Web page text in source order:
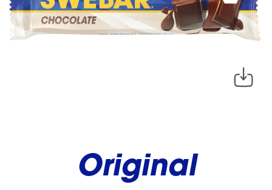
Original